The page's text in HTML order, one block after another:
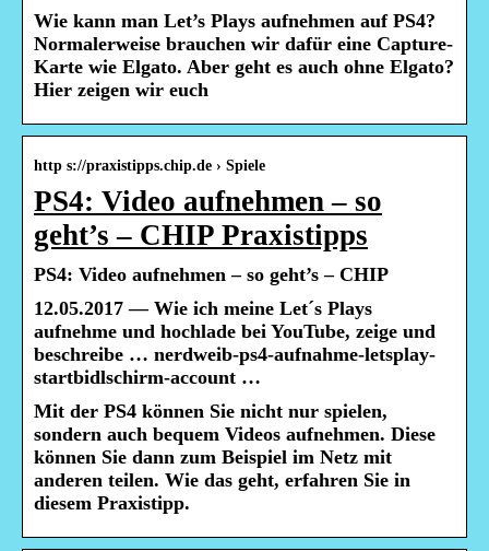
Wie kann man Let’s Plays aufnehmen auf PS4?
Normalerweise brauchen wir dafür eine Capture-
Karte wie Elgato. Aber geht es auch ohne Elgato?
Hier zeigen wir euch
http s://praxistipps.chip.de › Spiele
PS4: Video aufnehmen – so
geht’s – CHIP Praxistipps
PS4: Video aufnehmen – so geht’s – CHIP
12.05.2017 — Wie ich meine Let´s Plays
aufnehme und hochlade bei YouTube, zeige und
beschreibe … nerdweib-ps4-aufnahme-letsplay-
startbidlschirm-account …
Mit der PS4 können Sie nicht nur spielen,
sondern auch bequem Videos aufnehmen. Diese
können Sie dann zum Beispiel im Netz mit
anderen teilen. Wie das geht, erfahren Sie in
diesem Praxistipp.